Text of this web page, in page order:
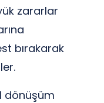
zararlar
bırakarak
dönüşüm